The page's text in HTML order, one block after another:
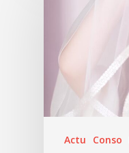
Actu Conso